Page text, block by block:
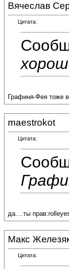
Вячеслав
Цитата:
Графиня-Фея тоже
maestrokot
Цитата:
да....ты
Макс
Цитата: